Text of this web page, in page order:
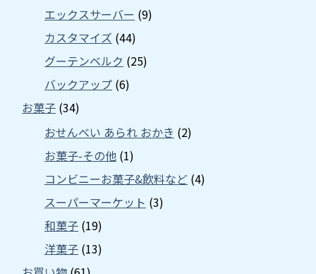
エックスサーバー (9)
カスタマイズ (44)
グーテンベルク (25)
バックアップ (6)
お菓子 (34)
おせんべい あられ おかき (2)
お菓子-その他 (1)
コンビニーお菓子&飲料など (4)
スーパーマーケット (3)
和菓子 (19)
洋菓子 (13)